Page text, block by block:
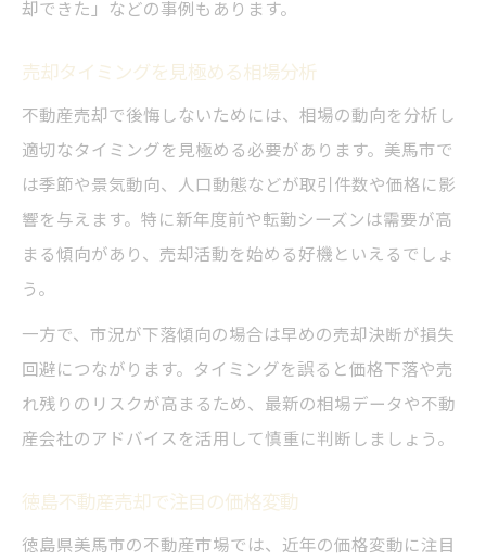
却できた」などの事例もあります。
売却タイミングを見極める相場分析
不動産売却で後悔しないためには、相場の動向を分析し
適切なタイミングを見極める必要があります。美馬市で
は季節や景気動向、人口動態などが取引件数や価格に影
響を与えます。特に新年度前や転勤シーズンは需要が高
まる傾向があり、売却活動を始める好機といえるでしょ
う。
一方で、市況が下落傾向の場合は早めの売却決断が損失
回避につながります。タイミングを誤ると価格下落や売
れ残りのリスクが高まるため、最新の相場データや不動
産会社のアドバイスを活用して慎重に判断しましょう。
徳島不動産売却で注目の価格変動
徳島県美馬市の不動産市場では、近年の価格変動に注目